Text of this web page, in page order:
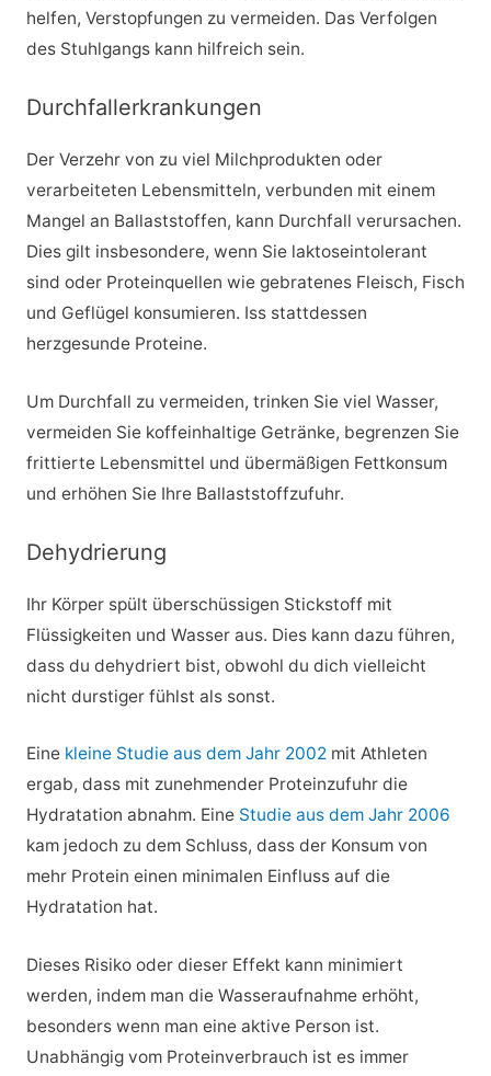
helfen, Verstopfungen zu vermeiden. Das Verfolgen
des Stuhlgangs kann hilfreich sein.
Durchfallerkrankungen
Der Verzehr von zu viel Milchprodukten oder
verarbeiteten Lebensmitteln, verbunden mit einem
Mangel an Ballaststoffen, kann Durchfall verursachen.
Dies gilt insbesondere, wenn Sie laktoseintolerant
sind oder Proteinquellen wie gebratenes Fleisch, Fisch
und Geflügel konsumieren. Iss stattdessen
herzgesunde Proteine.
Um Durchfall zu vermeiden, trinken Sie viel Wasser,
vermeiden Sie koffeinhaltige Getränke, begrenzen Sie
frittierte Lebensmittel und übermäßigen Fettkonsum
und erhöhen Sie Ihre Ballaststoffzufuhr.
Dehydrierung
Ihr Körper spült überschüssigen Stickstoff mit
Flüssigkeiten und Wasser aus. Dies kann dazu führen,
dass du dehydriert bist, obwohl du dich vielleicht
nicht durstiger fühlst als sonst.
Eine kleine Studie aus dem Jahr 2002mit Athleten
ergab, dass mit zunehmender Proteinzufuhr die
Hydratation abnahm. Eine Studie aus dem Jahr 2006
kam jedoch zu dem Schluss, dass der Konsum von
mehr Protein einen minimalen Einfluss auf die
Hydratation hat.
Dieses Risiko oder dieser Effekt kann minimiert
werden, indem man die Wasseraufnahme erhöht,
besonders wenn man eine aktive Person ist.
Unabhängig vom Proteinverbrauch ist es immer